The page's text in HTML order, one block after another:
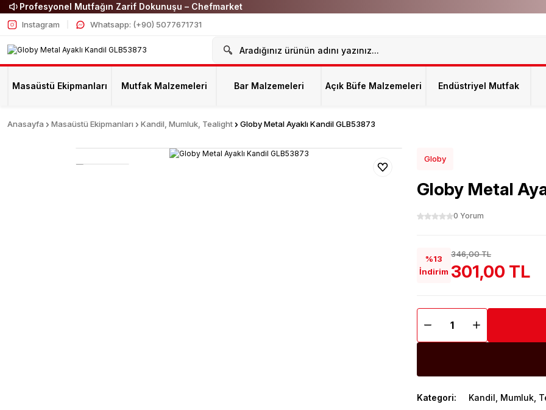
Profesyonel Mutfağın Zarif Dokunuşu – Chefmarket
Instagram Whatsapp: (+90) 5077671731
Masaüstü Ekipmanları Mutfak Malzemeleri Bar Malzemeleri Açık Büfe Malzemeleri Endüstriyel Mutfak
Anasayfa Masaüstü Ekipmanları Kandil, Mumluk, Tealight Globy Metal Ayaklı Kandil GLB53873
Globy
Globy Metal
0 Yorum
%13
İndirim
346,00 TL
301,00 TL
Kategori
Kandil, Mumluk,